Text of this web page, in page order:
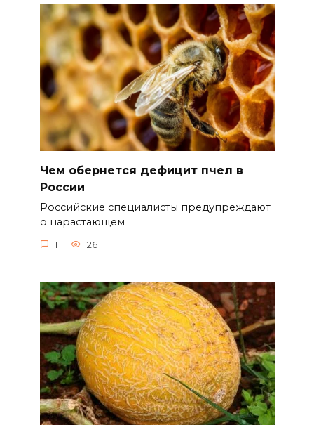
Чем обернется дефицит пчел в
России
Российские специалисты предупреждают
о нарастающем
1 26